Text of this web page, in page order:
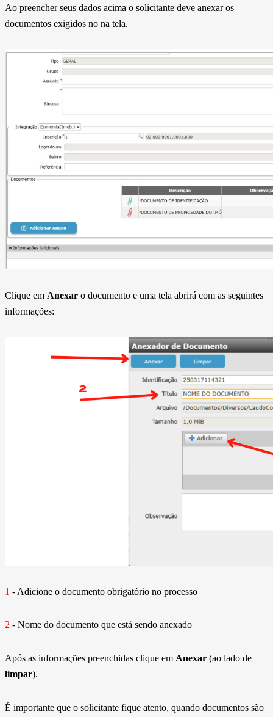
Ao preencher seus dados acima o solicitante deve anexar os
documentos exigidos no na tela.
Clique em Anexar o documento e uma tela abrirá com as seguintes
informações:
1 - Adicione o documento obrigatório no processo
2 - Nome do documento que está sendo anexado
Após as informações preenchidas clique em Anexar (ao lado de
limpar).
É importante que o solicitante fique atento, quando documentos são